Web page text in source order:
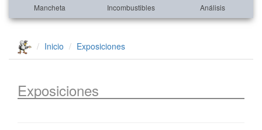
Mancheta Incombustibles Análisis
Inicio Exposiciones
Exposiciones